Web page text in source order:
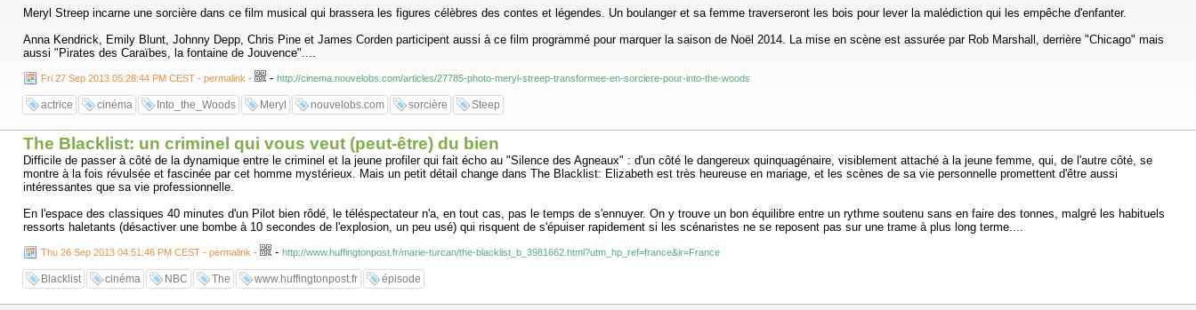
Meryl Streep incarne une sorcière dans ce film musical qui brassera les figures célèbres des contes et légendes. Un boulanger et sa femme traverseront les bois pour lever la malédiction qui les empêche d'enfanter.
Anna Kendrick, Emily Blunt, Johnny Depp, Chris Pine et James Corden participent aussi à ce film programmé pour marquer la saison de Noël 2014. La mise en scène est assurée par Rob Marshall, derrière "Chicago" mais
aussi "Pirates des Caraïbes, la fontaine de Jouvence"....
Fri 27 Sep 2013 05:28:44 PM CEST - permalink - - http://cinema.nouvelobs.com/articles/27785-photo-meryl-streep-transformee-en-sorciere-pour-into-the-woods
actrice cinéma Into_the_Woods Meryl nouvelobs.com sorcière Steep
The Blacklist: un criminel qui vous veut (peut-être) du bien
Difficile de passer à côté de la dynamique entre le criminel et la jeune profiler qui fait écho au "Silence des Agneaux" : d'un côté le dangereux quinquagénaire, visiblement attaché à la jeune femme, qui, de l'autre côté, se
montre à la fois révulsée et fascinée par cet homme mystérieux. Mais un petit détail change dans The Blacklist: Elizabeth est très heureuse en mariage, et les scènes de sa vie personnelle promettent d'être aussi
intéressantes que sa vie professionnelle.
En l'espace des classiques 40 minutes d'un Pilot bien rôdé, le téléspectateur n'a, en tout cas, pas le temps de s'ennuyer. On y trouve un bon équilibre entre un rythme soutenu sans en faire des tonnes, malgré les habituels
ressorts haletants (désactiver une bombe à 10 secondes de l'explosion, un peu usé) qui risquent de s'épuiser rapidement si les scénaristes ne se reposent pas sur une trame à plus long terme....
Thu 26 Sep 2013 04:51:46 PM CEST - permalink - - http://www.huffingtonpost.fr/marie-turcan/the-blacklist_b_3981662.html?utm_hp_ref=france&ir=France
Blacklist cinéma NBC The www.huffingtonpost.fr épisode